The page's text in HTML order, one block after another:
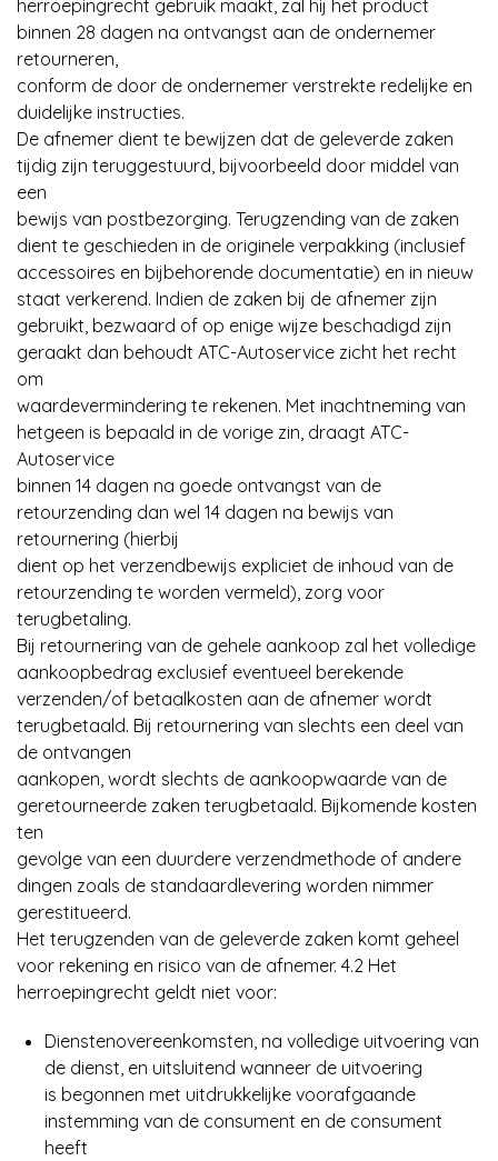
herroepingrecht gebruik maakt, zal hij het product
binnen 28 dagen na ontvangst aan de ondernemer
retourneren,
conform de door de ondernemer verstrekte redelijke en
duidelijke instructies.
De afnemer dient te bewijzen dat de geleverde zaken
tijdig zijn teruggestuurd, bijvoorbeeld door middel van
een
bewijs van postbezorging. Terugzending van de zaken
dient te geschieden in de originele verpakking (inclusief
accessoires en bijbehorende documentatie) en in nieuw
staat verkerend. Indien de zaken bij de afnemer zijn
gebruikt, bezwaard of op enige wijze beschadigd zijn
geraakt dan behoudt ATC-Autoservice zicht het recht
om
waardevermindering te rekenen. Met inachtneming van
hetgeen is bepaald in de vorige zin, draagt ATC-
Autoservice
binnen 14 dagen na goede ontvangst van de
retourzending dan wel 14 dagen na bewijs van
retournering (hierbij
dient op het verzendbewijs expliciet de inhoud van de
retourzending te worden vermeld), zorg voor
terugbetaling.
Bij retournering van de gehele aankoop zal het volledige
aankoopbedrag exclusief eventueel berekende
verzenden/of betaalkosten aan de afnemer wordt
terugbetaald. Bij retournering van slechts een deel van
de ontvangen
aankopen, wordt slechts de aankoopwaarde van de
geretourneerde zaken terugbetaald. Bijkomende kosten
ten
gevolge van een duurdere verzendmethode of andere
dingen zoals de standaardlevering worden nimmer
gerestitueerd.
Het terugzenden van de geleverde zaken komt geheel
voor rekening en risico van de afnemer. 4.2 Het
herroepingrecht geldt niet voor:
Dienstenovereenkomsten, na volledige uitvoering van
de dienst, en uitsluitend wanneer de uitvoering
is begonnen met uitdrukkelijke voorafgaande
instemming van de consument en de consument
heeft